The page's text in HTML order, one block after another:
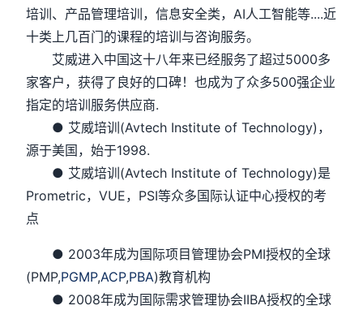
培训、产品管理培训，信息安全类，AI人工智能等....近
十类上几百门的课程的培训与咨询服务。
艾威进入中国这十八年来已经服务了超过5000多
家客户，获得了良好的口碑！也成为了众多500强企业
指定的培训服务供应商.
● 艾威培训(Avtech Institute of Technology)，
源于美国，始于1998.
● 艾威培训(Avtech Institute of Technology)是
Prometric，VUE，PSI等众多国际认证中心授权的考
点
● 2003年成为国际项目管理协会PMI授权的全球
(PMP,PGMP,ACP,PBA)教育机构
● 2008年成为国际需求管理协会IIBA授权的全球